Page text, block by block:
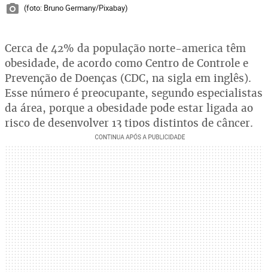
(foto: Bruno Germany/Pixabay)
Cerca de 42% da população norte-america têm
obesidade, de acordo como Centro de Controle e
Prevenção de Doenças (CDC, na sigla em inglês).
Esse número é preocupante, segundo especialistas
da área, porque a obesidade pode estar ligada ao
risco de desenvolver 13 tipos distintos de câncer.